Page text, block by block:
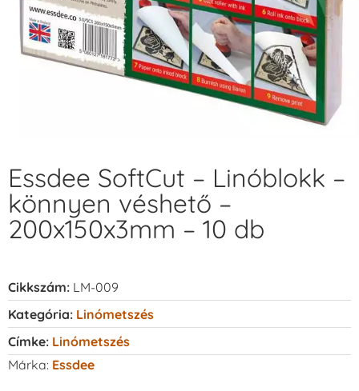
Essdee SoftCut – Linóblokk –
könnyen véshető –
200x150x3mm – 10 db
Cikkszám: LM-009
Kategória: Linómetszés
Címke: Linómetszés
Márka: Essdee